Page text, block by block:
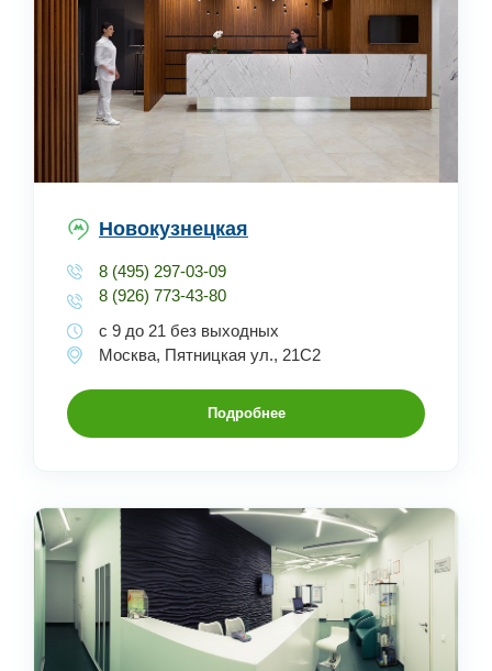
Новокузнецкая
8 (495) 297-03-09
8 (926) 773-43-80
с 9 до 21 без выходных
Москва, Пятницкая ул., 21С2
Подробнее